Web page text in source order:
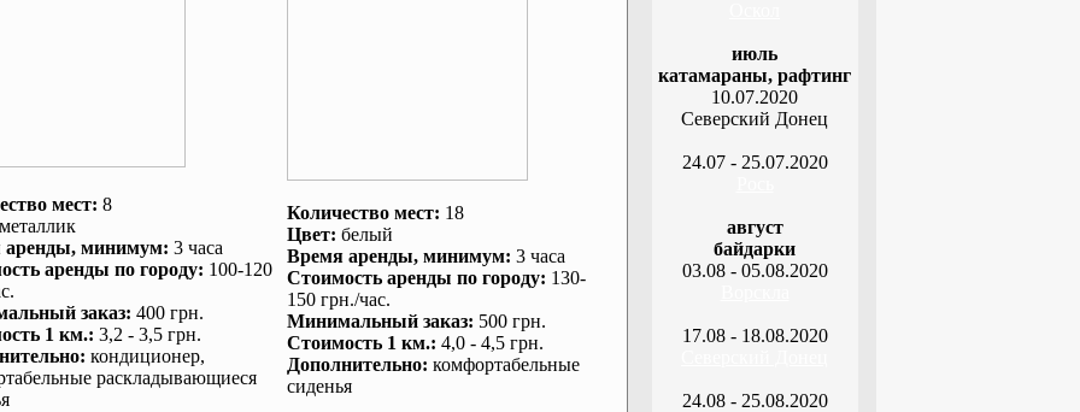
мест: 8
металлик
аренды, минимум: 3 часа
аренды по городу: 100-120
заказ: 400 грн.
1 км.: 3,2 - 3,5 грн.
: кондиционер,
раскладывающиеся
Количество мест: 18
Цвет: белый
Время аренды, минимум: 3 часа
Стоимость аренды по городу: 130-
150 грн./час.
Минимальный заказ: 500 грн.
Стоимость 1 км.: 4,0 - 4,5 грн.
Дополнительно: комфортабельные
сиденья
июль
катамараны, рафтинг
10.07.2020
Северский Донец
24.07 - 25.07.2020
август
байдарки
03.08 - 05.08.2020
17.08 - 18.08.2020
24.08 - 25.08.2020